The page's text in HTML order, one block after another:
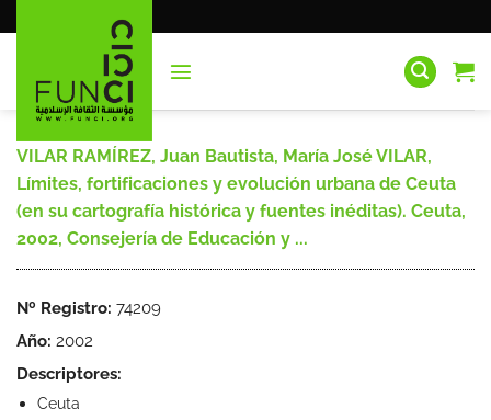
al
VILAR RAMÍREZ, Juan Bautista, María José VILAR,
Límites, fortificaciones y evolución urbana de Ceuta
(en su cartografía histórica y fuentes inéditas). Ceuta,
2002, Consejería de Educación y ...
Nº Registro: 74209
Año: 2002
Descriptores:
Ceuta